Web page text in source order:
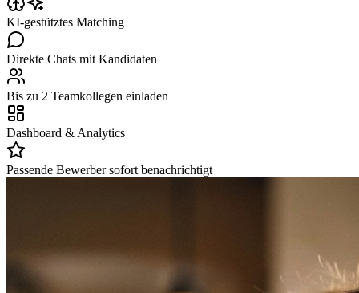
KI-gestütztes Matching
Direkte Chats mit Kandidaten
Bis zu 2 Teamkollegen einladen
Dashboard & Analytics
Passende Bewerber sofort benachrichtigt